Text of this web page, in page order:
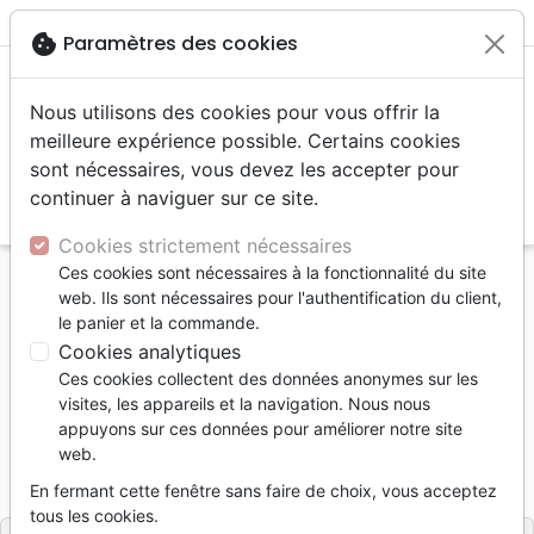
menu
Accueil Livres
Evangelisation
Livres d'évangélisation
Questions qui reviennent toujours
Questions qui reviennent toujours
Auteur :Werner Gitt
Référence
EditeurLa Maison de la Bible
cookie Paramètres des cookies
Nous utilisons des cookies pour vous offrir la
meilleure expérience possible. Certains cookies
sont nécessaires, vous devez les accepter pour
continuer à naviguer sur ce site.
Cookies strictement nécessaires
Ces cookies sont nécessaires à la fonctionnalité du site
web. Ils sont nécessaires pour l'authentification du client,
le panier et la commande.
Cookies analytiques
Ces cookies collectent des données anonymes sur les
visites, les appareils et la navigation. Nous nous
appuyons sur ces données pour améliorer notre site
web.
En fermant cette fenêtre sans faire de choix, vous acceptez
tous les cookies.